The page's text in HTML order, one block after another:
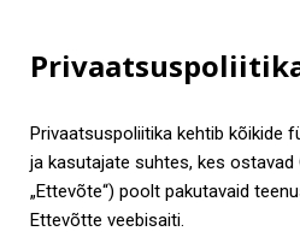
Privaatsuspoliitika kehtib kõikide
ja kasutajate suhtes, kes ostavad
„Ettevõte“) poolt pakutavaid
Ettevõtte veebisaiti.